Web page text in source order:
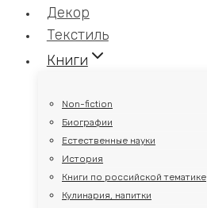
Декор
Текстиль
Книги
Non-fiction
Биографии
Естественные науки
История
Книги по российской тематике
Кулинария, напитки